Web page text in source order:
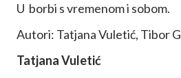
U borbi s vremenom i sobom.
Autori: Tatjana Vuletić, Tibor
Tatjana Vuletić